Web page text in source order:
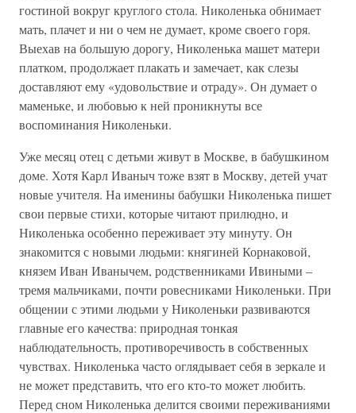
гостиной вокруг круглого стола. Николенька обнимает
мать, плачет и ни о чем не думает, кроме своего горя.
Выехав на большую дорогу, Николенька машет матери
платком, продолжает плакать и замечает, как слезы
доставляют ему «удовольствие и отраду». Он думает о
маменьке, и любовью к ней проникнуты все
воспоминания Николеньки.
Уже месяц отец с детьми живут в Москве, в бабушкином
доме. Хотя Карл Иваныч тоже взят в Москву, детей учат
новые учителя. На именины бабушки Николенька пишет
свои первые стихи, которые читают прилюдно, и
Николенька особенно переживает эту минуту. Он
знакомится с новыми людьми: княгиней Корнаковой,
князем Иван Иванычем, родственниками Ивиными –
тремя мальчиками, почти ровесниками Николеньки. При
общении с этими людьми у Николеньки развиваются
главные его качества: природная тонкая
наблюдательность, противоречивость в собственных
чувствах. Николенька часто оглядывает себя в зеркале и
не может представить, что его кто-то может любить.
Перед сном Николенька делится своими переживаниями